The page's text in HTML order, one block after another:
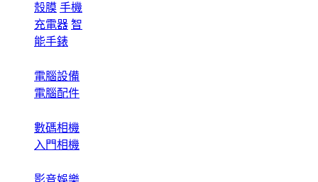
殼膜 手機
充電器 智
能手錶
電腦設備
電腦配件
數碼相機
入門相機
影音娛樂